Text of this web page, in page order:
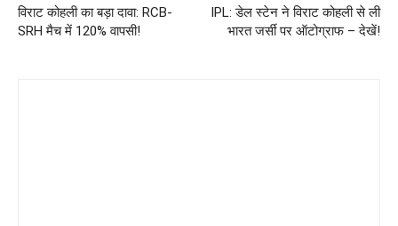
विराट कोहली का बड़ा दावा: RCB-
SRH मैच में 120% वापसी!
IPL: डेल स्टेन ने विराट कोहली से ली
भारत जर्सी पर ऑटोग्राफ – देखें!